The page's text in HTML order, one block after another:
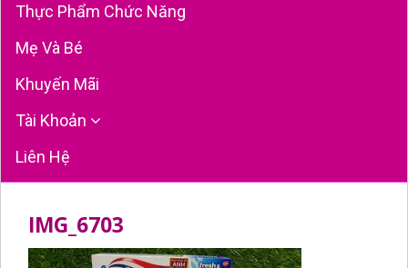
Thực Phẩm Chức Năng
Mẹ Và Bé
Khuyến Mãi
Tài Khoản
Liên Hệ
IMG_6703